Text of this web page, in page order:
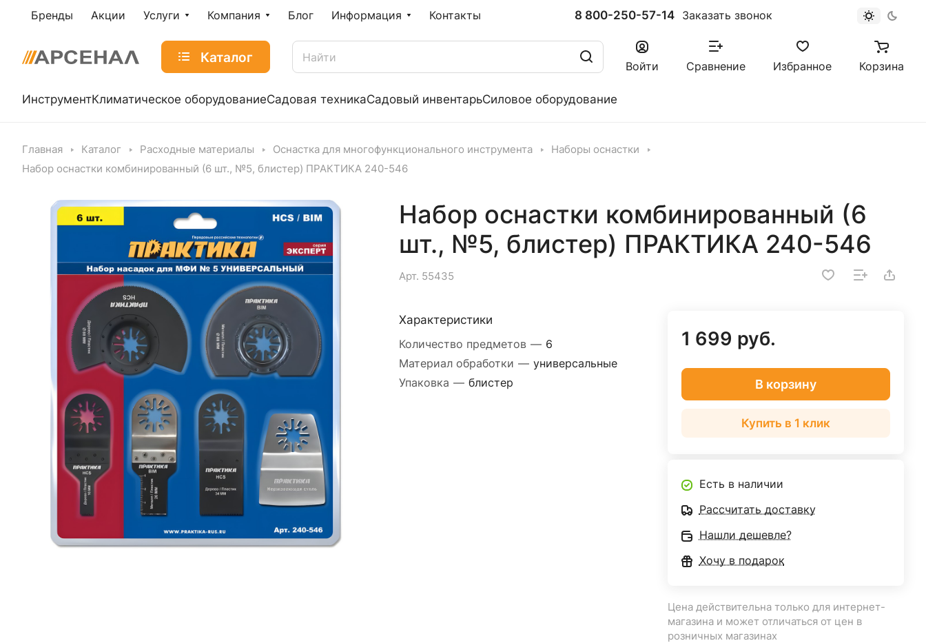
Бренды Акции Услуги Компания Блог Информация Контакты 8 800-250-57-14 Заказать звонок
Каталог
Войти Сравнение Избранное Корзина
ИнструментКлиматическое оборудованиеСадовая техникаСадовый инвентарьСиловое оборудование
Главная Каталог Расходные материалы Оснастка для многофункционального инструмента
Наборы оснастки
Набор оснастки комбинированный (6 шт., №5, блистер) ПРАКТИКА 240-546
Набор оснастки комбинированный (6
шт., №5, блистер) ПРАКТИКА 240-546
Арт. 55435
Характеристики
Количество предметов — 6
Материал обработки — универсальные
Упаковка — блистер
1 699 руб.
В корзину
Купить в 1 клик
Есть в наличии
Рассчитать доставку
Нашли дешевле?
Хочу в подарок
Цена действительна только для интернет-
магазина и может отличаться от цен в
розничных магазинах